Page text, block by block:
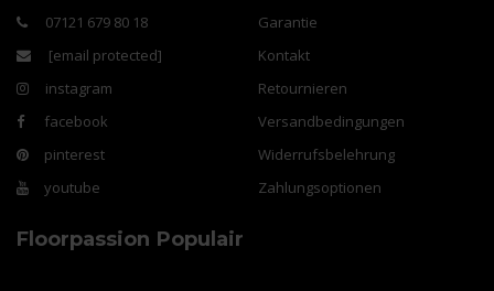
07121 679 80 18
[email protected]
instagram
facebook
pinterest
youtube
Garantie
Kontakt
Retournieren
Versandbedingungen
Widerrufsbelehrung
Zahlungsoptionen
Floorpassion Populair